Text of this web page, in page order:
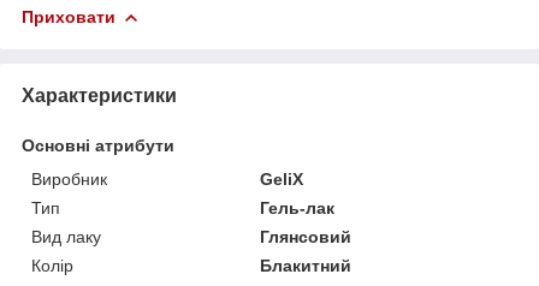
Приховати
Характеристики
Основні атрибути
Виробник
GeliX
Тип
Гель-лак
Вид лаку
Глянсовий
Колір
Блакитний